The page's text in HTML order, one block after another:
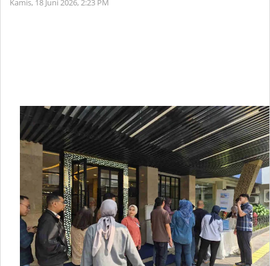
Kamis, 18 Juni 2026, 2:23 PM